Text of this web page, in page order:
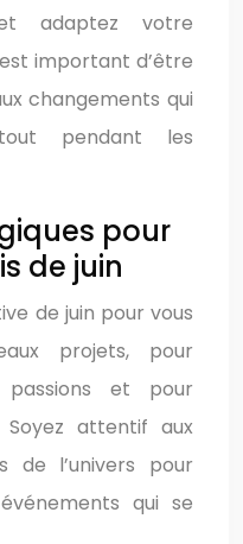
adaptez votre
important d’être
changements qui
pendant les
pour
de juin
de juin pour vous
projets, pour
et pour
attentif aux
de l’univers pour
qui se